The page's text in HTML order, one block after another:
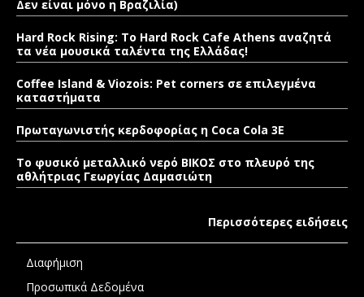
Δεν είναι μόνο η Βραζιλία)
Hard Rock Rising: Το Hard Rock Cafe Athens αναζητά
τα νέα μουσικά ταλέντα της Ελλάδας!
Coffee Island & Viozois: Pet corners σε επιλεγμένα
καταστήματα
Πρωταγωνιστής κερδοφορίας η Coca Cola 3E
Το φυσικό μεταλλικό νερό ΒΙΚΟΣ στο πλευρό της
αθλήτριας Γεωργίας Δαμασιώτη
Περισσότερες ειδήσεις
Διαφήμιση
Προσωπικά Δεδομένα